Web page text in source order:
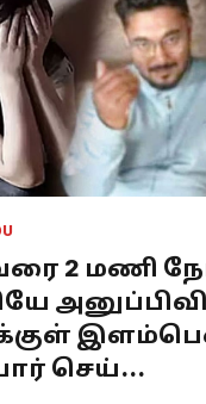
2 மணி
செய்...